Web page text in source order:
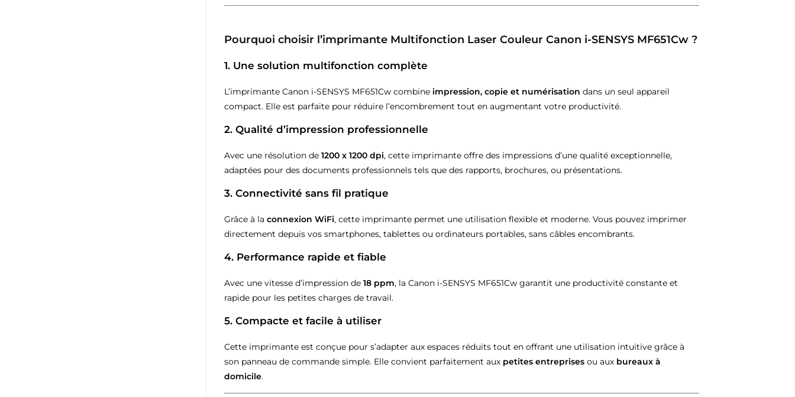
Pourquoi choisir l’imprimante Multifonction Laser Couleur Canon i-SENSYS MF651Cw ?
1. Une solution multifonction complète
L’imprimante Canon i-SENSYS MF651Cw combine impression, copie et numérisation dans un seul appareil
compact. Elle est parfaite pour réduire l’encombrement tout en augmentant votre productivité.
2. Qualité d’impression professionnelle
Avec une résolution de 1200 x 1200 dpi, cette imprimante offre des impressions d’une qualité exceptionnelle,
adaptées pour des documents professionnels tels que des rapports, brochures, ou présentations.
3. Connectivité sans fil pratique
Grâce à la connexion WiFi, cette imprimante permet une utilisation flexible et moderne. Vous pouvez imprimer
directement depuis vos smartphones, tablettes ou ordinateurs portables, sans câbles encombrants.
4. Performance rapide et fiable
Avec une vitesse d’impression de 18 ppm, la Canon i-SENSYS MF651Cw garantit une productivité constante et
rapide pour les petites charges de travail.
5. Compacte et facile à utiliser
Cette imprimante est conçue pour s’adapter aux espaces réduits tout en offrant une utilisation intuitive grâce à
son panneau de commande simple. Elle convient parfaitement aux petites entreprises ou aux bureaux à
domicile.